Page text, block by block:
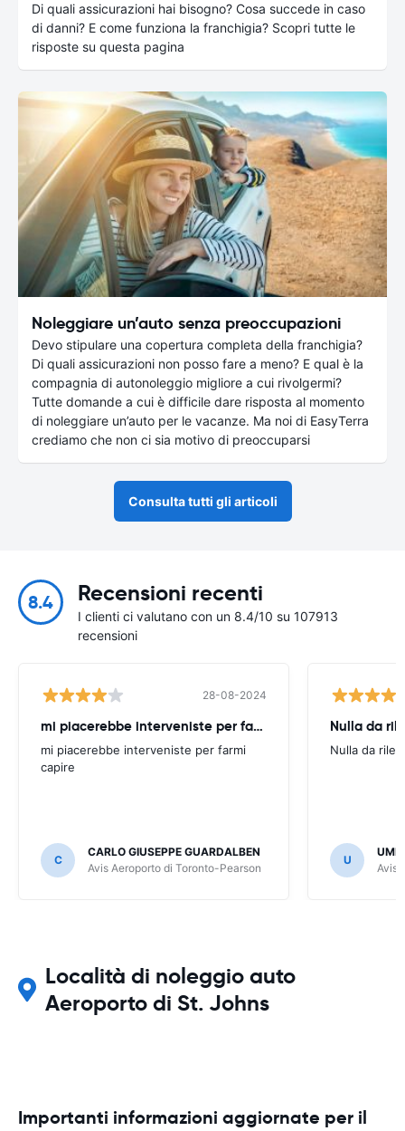
Di quali assicurazioni hai bisogno? Cosa succede in caso
di danni? E come funziona la franchigia? Scopri tutte le
risposte su questa pagina
Noleggiare un’auto senza preoccupazioni
Devo stipulare una copertura completa della franchigia?
Di quali assicurazioni non posso fare a meno? E qual è la
compagnia di autonoleggio migliore a cui rivolgermi?
Tutte domande a cui è difficile dare risposta al momento
di noleggiare un’auto per le vacanze. Ma noi di EasyTerra
crediamo che non ci sia motivo di preoccuparsi
Consulta tutti gli articoli
8.4 Recensioni recenti
I clienti ci valutano con un 8.4/10 su 107913
recensioni
28-08-2024
mi piacerebbe interveniste per farmi
mi piacerebbe interveniste per farmi
capire
C
CARLO GIUSEPPE GUARDALBEN
Avis Aeroporto di Toronto-Pearson
Nulla da
Nulla da
U
Avis
Località di noleggio auto
Aeroporto di St. Johns
Importanti informazioni aggiornate per il